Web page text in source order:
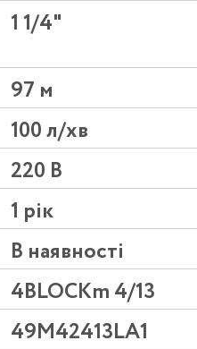
1 1/4"
97 м
100 л/хв
220 В
1 рік
В наявності
4BLOCKm 4/13
49M42413LA1